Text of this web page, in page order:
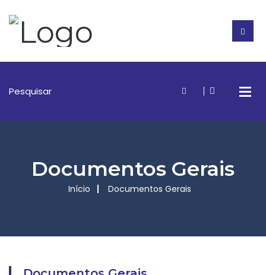
Documentos Gerais
Início Documentos Gerais